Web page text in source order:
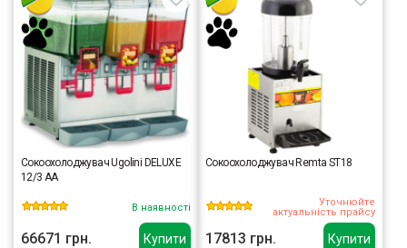
Купити
Сокоохолоджувач Ugolini DELUXE
12/3 AA
В наявності
66671 грн. Купити
Сокоохолоджувач Remta ST18
Уточнюйте
актуальність прайсу
17813 грн.